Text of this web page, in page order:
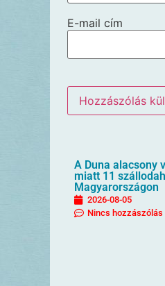
E-mail cím
A Duna alacsony
miatt 11
Magyarországon
2026-08-05
Nincs hozzászólás